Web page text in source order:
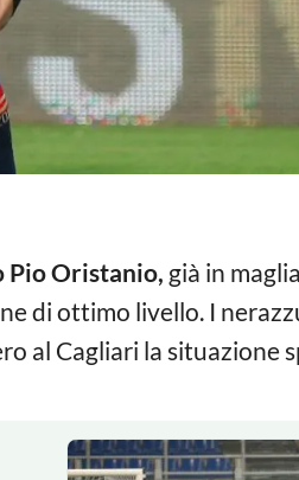
Pio Oristanio, già in
di ottimo livello. I
al Cagliari la situazione